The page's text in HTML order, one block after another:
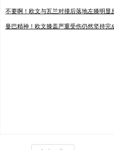
不要啊！欧文与瓦兰对撞后落地左膝明显
曼巴精神！欧文膝盖严重受伤仍然坚持完